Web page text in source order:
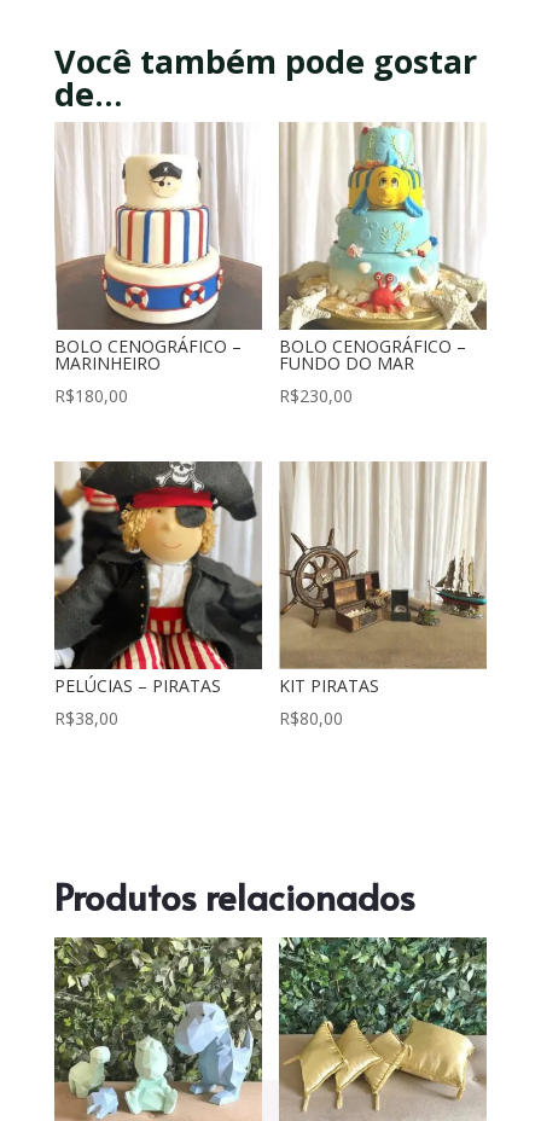
Você também pode gostar
de…
BOLO CENOGRÁFICO –
MARINHEIRO
R$180,00
BOLO CENOGRÁFICO –
FUNDO DO MAR
R$230,00
PELÚCIAS – PIRATAS
R$38,00
KIT PIRATAS
R$80,00
Produtos relacionados